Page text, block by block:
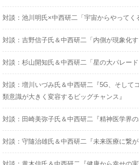
対談：池川明氏×中西研二「宇宙からやってく
対談：吉野信子氏＆中西研二「内側が現象化す
対談：杉山開知氏＆中西研二「星の大パレード
対談：増川いづみ氏＆中西研二『5G、そして
類意識が大きく変容するビッグチャンス』
対談：田崎美弥子氏＆中西研二『精神医学界の
対談：守隨治雄氏＆中西研二『未来医療に繋が